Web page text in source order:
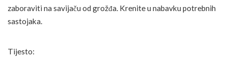
zaboraviti na savijaču od grožđa. Krenite u nabavku potrebnih
sastojaka.
Tijesto: